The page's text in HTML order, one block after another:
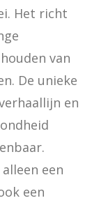
Het richt
van
De unieke
en
een
een